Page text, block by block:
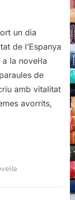
un dia
de l’Espanya
la novel·la
de
amb vitalitat
avorrits,